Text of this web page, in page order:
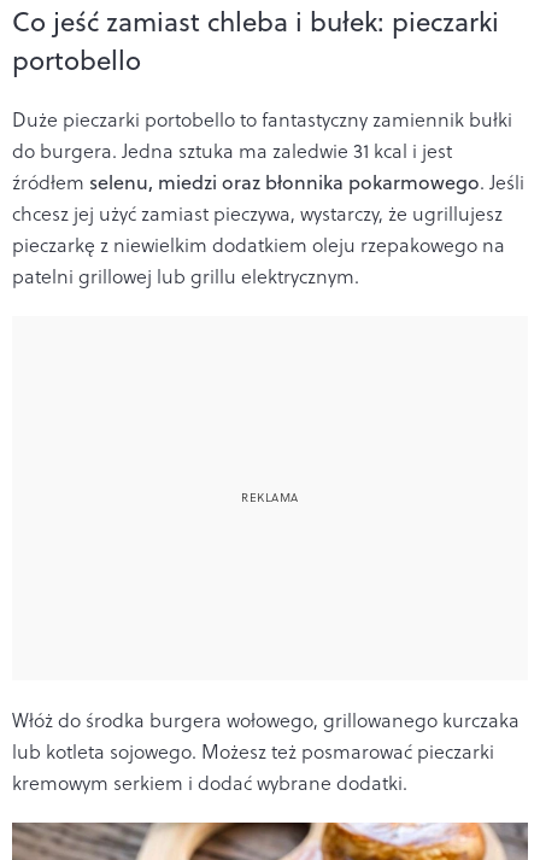
Co jeść zamiast chleba i bułek: pieczarki
portobello
Duże pieczarki portobello to fantastyczny zamiennik bułki
do burgera. Jedna sztuka ma zaledwie 31 kcal i jest
źródłem selenu, miedzi oraz błonnika pokarmowego. Jeśli
chcesz jej użyć zamiast pieczywa, wystarczy, że ugrillujesz
pieczarkę z niewielkim dodatkiem oleju rzepakowego na
patelni grillowej lub grillu elektrycznym.
Włóż do środka burgera wołowego, grillowanego kurczaka
lub kotleta sojowego. Możesz też posmarować pieczarki
kremowym serkiem i dodać wybrane dodatki.